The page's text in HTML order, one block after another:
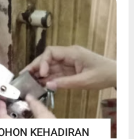
KEHADIRAN